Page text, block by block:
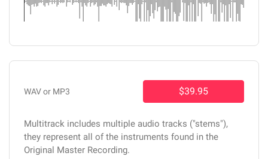
WAV or MP3 $39.95
Multitrack includes multiple audio tracks ("stems"),
they represent all of the instruments found in the
Original Master Recording.